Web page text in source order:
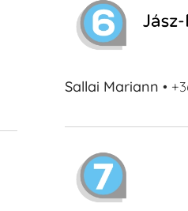
Sallai Mariann •